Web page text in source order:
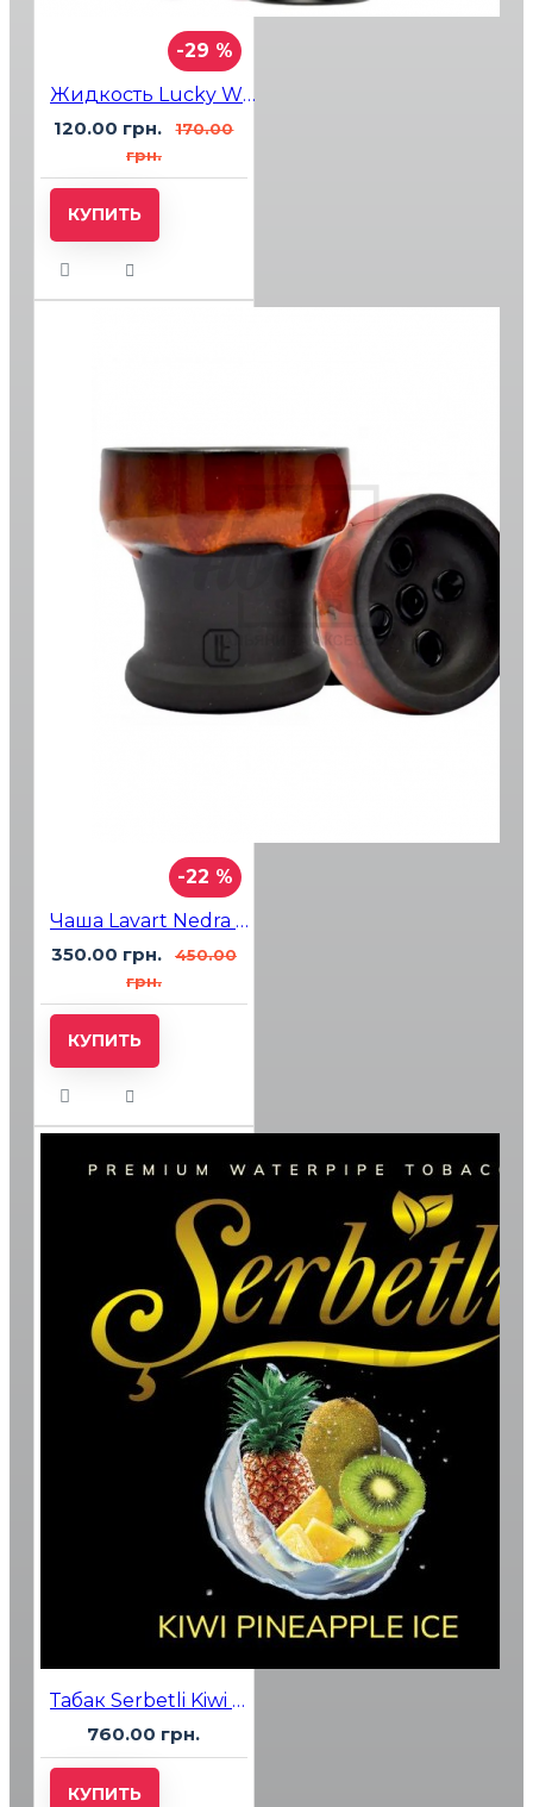
-29 %
Жидкость Lucky Wild Berries (Лесные Ягоды) 15мл 5%
120.00 грн.
170.00
грн.
КУПИТЬ
-22 %
Чаша Lavart Nedra Flame
350.00 грн.
450.00
грн.
КУПИТЬ
Табак Serbetli Kiwi Pineapple Ice (Киви Ананас Лед) 500 гр
760.00 грн.
КУПИТЬ